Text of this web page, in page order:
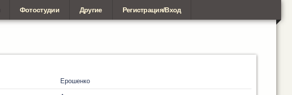
Фотостудии Другие Регистрация/Вход
Ерошенко